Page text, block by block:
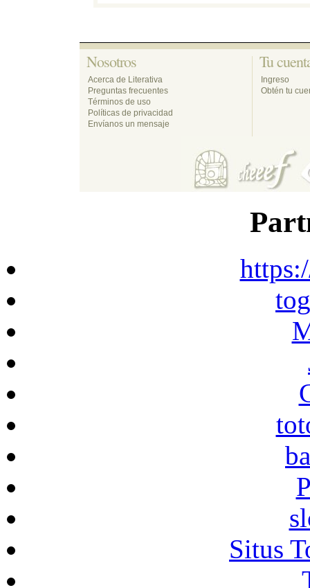
Nosotros
Acerca de Literativa
Preguntas frecuentes
Términos de uso
Políticas de privacidad
Envíanos un mensaje
Tu
Ingreso
Obtén tu
Situs